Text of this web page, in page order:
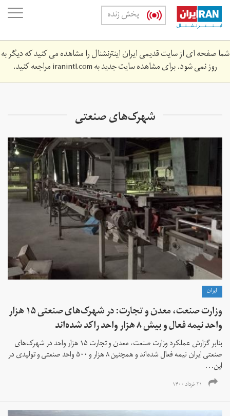
Skip
main
content
پخش زنده
شما صفحه ای از سایت قدیمی ایران اینترنشنال را مشاهده می کنید که دیگر به
روز نمی شود. برای مشاهده سایت جدید بهiranintl.comمراجعه کنید.
شهرک‌های صنعتی
ايران
وزارت صنعت، معدن و تجارت: در شهرک‌های صنعتی ۱۵ هزار
واحد نیمه فعال و بیش ۸ هزار واحد راکد شده‌اند
بنابر گزارش عملکرد وزارت صنعت، معدن و تجارت ۱۵ هزار واحد در شهرک‌های
صنعتی ایران نیمه فعال شده‌اند و همچنین ۸ هزار و ۵۰۰ واحد صنعتی و تولیدی در
این...
۲۱ خرداد ۱۴۰۰